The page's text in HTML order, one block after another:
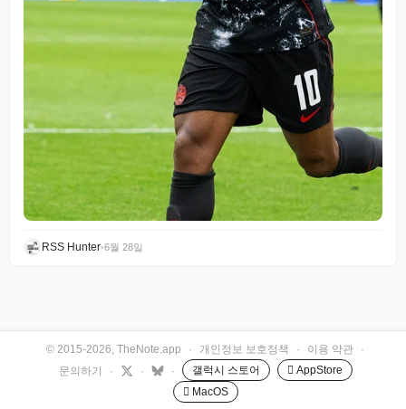
RSS Hunter•6월 28일
© 2015-2026, TheNote.app · 개인정보 보호정책 · 이용 약관
·
문의하기
· · · 갤럭시 스토어
 AppStore
 MacOS